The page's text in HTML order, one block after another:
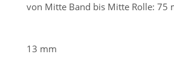
von Mitte Band bis Mitte Rolle: 75
13 mm